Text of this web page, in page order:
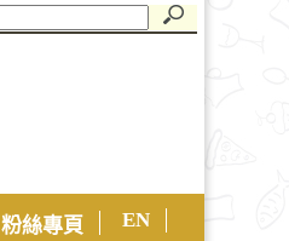
粉絲專頁 EN